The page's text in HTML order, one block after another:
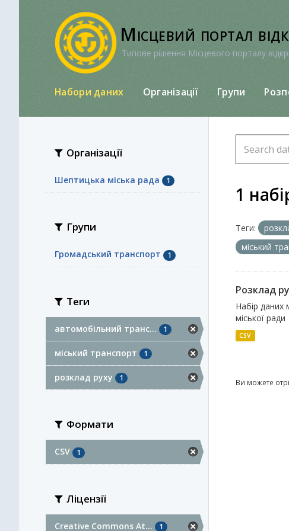
Місцевий портал
Типове рішення Місцевого порталу
Набори даних Організації Групи
Організації
Шептицька міська рада 1
Групи
Громадський транспорт 1
Теги
автомобільний транс... 1
міський транспорт 1
розклад руху 1
Формати
CSV 1
Ліцензії
Creative Commons At... 1
1
Теги:
міський
Розклад
Набір даних
міської ради
CSV
Ви можете